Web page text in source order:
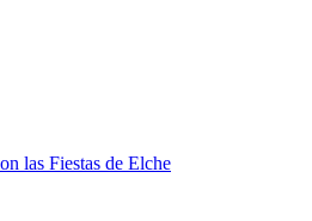
las Fiestas de Elche